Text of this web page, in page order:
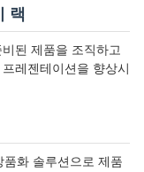
랙
된 제품을 조직하고
레젠테이션을 향상시
화 솔루션으로 제품